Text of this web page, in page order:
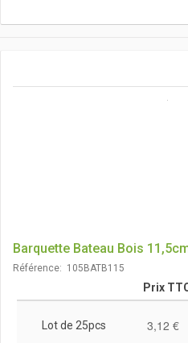
Barquette Bateau Bois
Référence: 105BATB115
Prix
Lot de 25pcs 3,12 €